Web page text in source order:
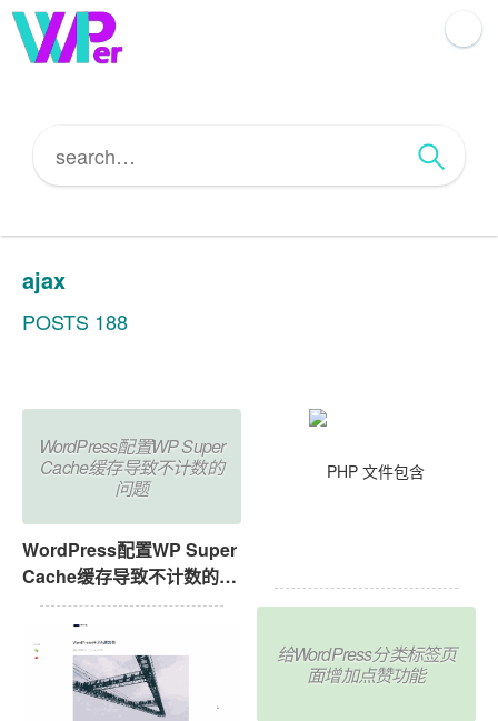
ajax
POSTS 188
WordPress配置WP Super
Cache缓存导致不计数的
问题
WordPress配置WP Super
Cache缓存导致不计数的问
给WordPress分类标签页
面增加点赞功能